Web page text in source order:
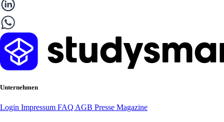
Unternehmen
Login Impressum FAQ AGB Presse Magazine